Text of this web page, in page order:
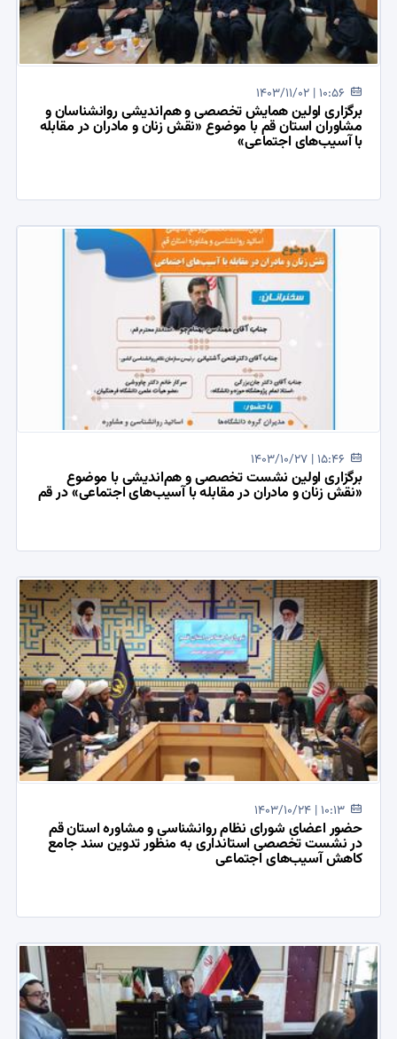
1403/11/02 | 10:56
برگزاری اولین همایش تخصصی و هم‌اندیشی روانشناسان و
مشاوران استان قم با موضوع «نقش زنان و مادران در مقابله
با آسیب‌های اجتماعی»
1403/10/27 | 15:46
برگزاری اولین نشست تخصصی و هم‌اندیشی با موضوع
«نقش زنان و مادران در مقابله با آسیب‌های اجتماعی» در قم
1403/10/24 | 10:13
حضور اعضای شورای نظام روانشناسی و مشاوره استان قم
در نشست تخصصی استانداری به منظور تدوین سند جامع
کاهش آسیب‌های اجتماعی